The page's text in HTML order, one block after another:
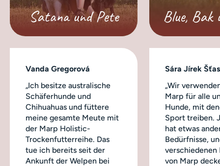
Satana und Pete
Vanda Gregorová
„Ich besitze australische
Schäferhunde und
Chihuahuas und füttere
meine gesamte Meute mit
der Marp Holistic-
Trockenfutterreihe. Das
tue ich bereits seit der
Ankunft der Welpen bei
Blue, Bak
Sára Jírek
„Wir
Marp für alle
Hunde, mit
Sport treiben.
hat etwas
Bedürfnisse,
verschiedenen
von Marp